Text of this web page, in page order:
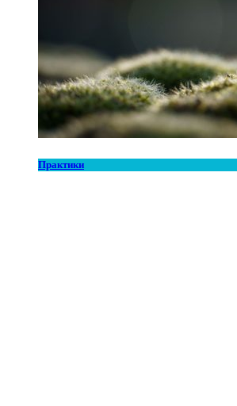
Практики